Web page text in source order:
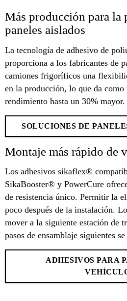
Más producción para la
paneles aislados
La tecnología de adhesivo de
proporciona a los fabricantes de
camiones frigoríficos una
en la producción, lo que da como
rendimiento hasta un 30% mayor.
SOLUCIONES DE
Montaje más rápido de
Los adhesivos sikaflex®
SikaBooster® y PowerCure
de resistencia único. Permitir la
poco después de la instalación.
mover a la siguiente estación de
pasos de ensamblaje siguientes
ADHESIVOS PARA